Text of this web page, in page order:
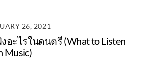
26, 2021
งอะไรในดนตรี (What to Listen
Music)